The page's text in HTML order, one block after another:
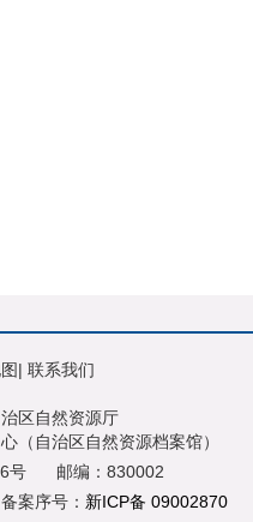
| 联系我们
区自然资源厅
（自治区自然资源档案馆）
号
邮编：830002
备案序号： 新ICP备 09002870